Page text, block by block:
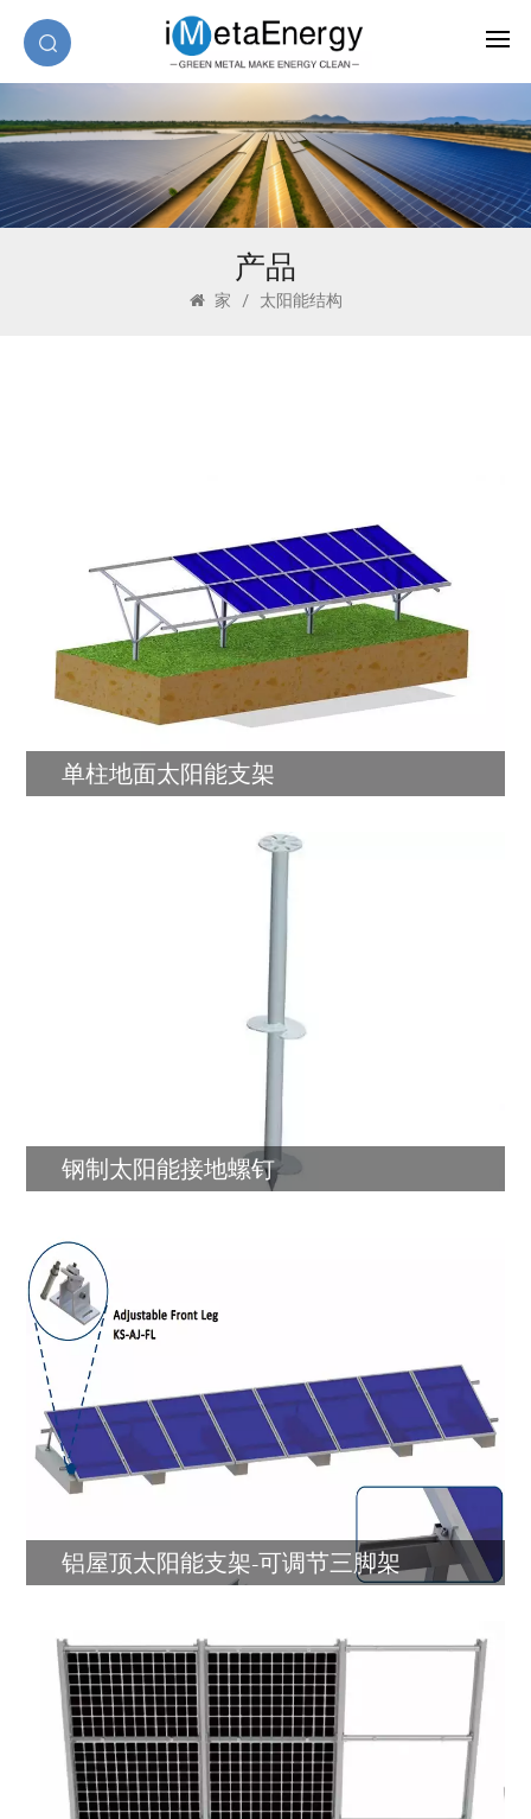
产品
家 / 太阳能结构
单柱地面太阳能支架
钢制太阳能接地螺钉
铝屋顶太阳能支架-可调节三脚架